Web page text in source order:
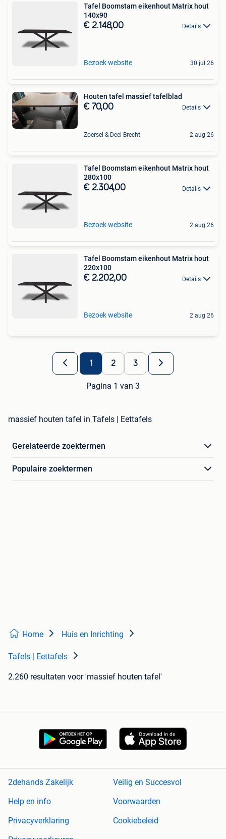
Tafel Boomstam eikenhout Matrix hout
140x90
€ 2.148,00 Details
Bezoek website 30 jul 26
Houten tafel massief tafelblad
€ 70,00 Details
Zoersel & Deel Brecht 2 aug 26
Tafel Boomstam eikenhout Matrix hout
280x100
€ 2.304,00 Details
Bezoek website 2 aug 26
Tafel Boomstam eikenhout Matrix hout
220x100
€ 2.202,00 Details
Bezoek website 2 aug 26
1 2 3
Pagina 1 van 3
massief houten tafel in Tafels | Eettafels
Gerelateerde zoektermen
Populaire zoektermen
Home Huis en Inrichting
Tafels | Eettafels
2.260 resultaten voor 'massief houten tafel'
2dehands Zakelijk
Veilig en Succesvol
Help en info
Voorwaarden
Privacyverklaring
Cookiebeleid